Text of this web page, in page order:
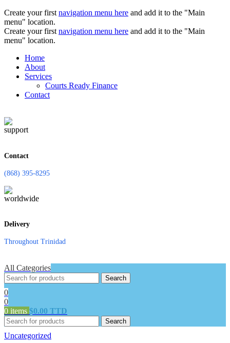
Create your first navigation menu here and add it to the "Main
menu" location.
Create your first navigation menu here and add it to the "Main
menu" location.
Home
About
Services
Courts Ready Finance
Contact
Contact
(868) 395-8295
Delivery
Throughout Trinidad
All Categories
Search
0
0
0 items $0.00 TTD
Search
Uncategorized